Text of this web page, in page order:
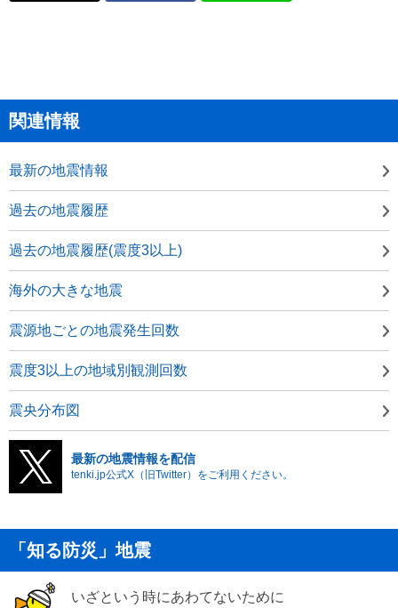
関連情報
最新の地震情報
過去の地震履歴
過去の地震履歴(震度3以上)
海外の大きな地震
震源地ごとの地震発生回数
震度3以上の地域別観測回数
震央分布図
最新の地震情報を配信
tenki.jp公式X（旧Twitter）をご利用ください。
「知る防災」地震
いざという時にあわてないために